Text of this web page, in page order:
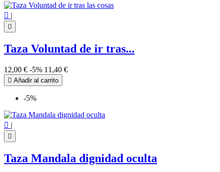
 |

Taza Voluntad de ir tras...
12,00 € -5% 11,40 €
 Añadir al carrito
-5%
 |

Taza Mandala dignidad oculta